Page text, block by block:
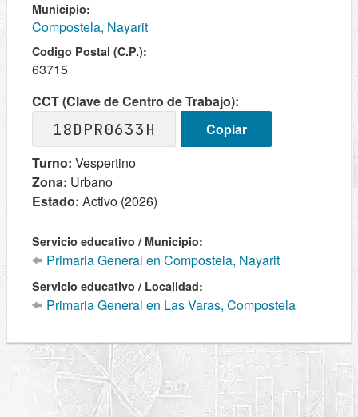
Municipio:
Compostela, Nayarit
Codigo Postal (C.P.):
63715
CCT (Clave de Centro de Trabajo):
18DPR0633H
Copiar
Turno: Vespertino
Zona: Urbano
Estado: Activo (2026)
Servicio educativo / Municipio:
Primaria General en Compostela, Nayarit
Servicio educativo / Localidad:
Primaria General en Las Varas, Compostela